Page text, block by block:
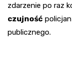
zdarzenie po raz
czujność
publicznego.